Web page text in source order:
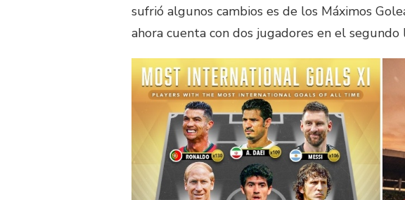
sufrió algunos cambios es de los Máximos
ahora cuenta con dos jugadores en el segundo